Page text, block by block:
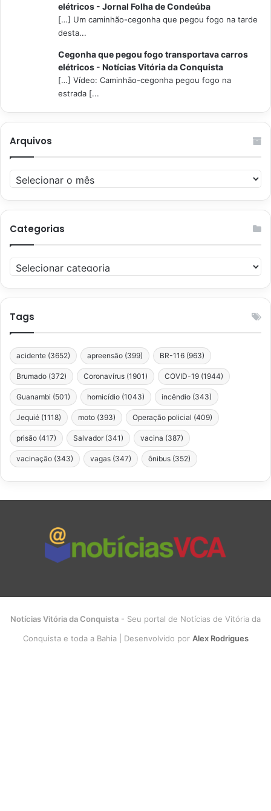
elétricos - Jornal Folha de Condeúba
[…] Um caminhão-cegonha que pegou fogo na tarde
desta...
Cegonha que pegou fogo transportava carros
elétricos - Notícias Vitória da Conquista
[…] Vídeo: Caminhão-cegonha pegou fogo na
estrada [...
Arquivos
Arquivos
Categorias
Categorias
Tags
acidente (3652) apreensão (399) BR-116 (963)
Brumado (372) Coronavírus (1901) COVID-19 (1944)
Guanambi (501) homicídio (1043) incêndio (343)
Jequié (1118) moto (393) Operação policial (409)
prisão (417) Salvador (341) vacina (387)
vacinação (343) vagas (347) ônibus (352)
Notícias Vitória da Conquista - Seu portal de Notícias de Vitória da
Conquista e toda a Bahia | Desenvolvido por Alex Rodrigues